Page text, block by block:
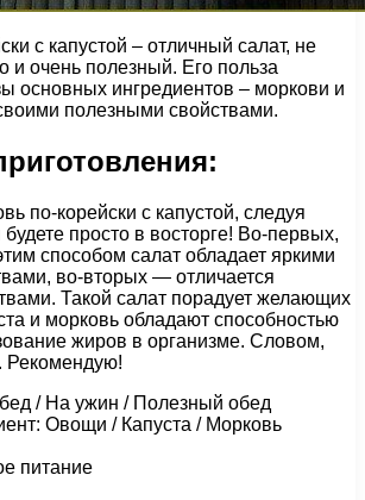
с капустой – отличный салат, не
и очень полезный. Его польза
основных ингредиентов – моркови и
полезными свойствами.
по-корейски с капустой, следуя
просто в восторге! Во-первых,
способом салат обладает яркими
во-вторых — отличается
Такой салат порадует желающих
и морковь обладают способностью
жиров в организме. Словом,
Рекомендую!
/ На ужин / Полезный обед
Овощи / Капуста / Морковь
питание